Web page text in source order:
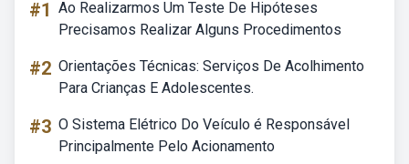
#1 Ao Realizarmos Um Teste De Hipóteses
Precisamos Realizar Alguns Procedimentos
#2 Orientações Técnicas: Serviços De Acolhimento
Para Crianças E Adolescentes.
#3 O Sistema Elétrico Do Veículo é Responsável
Principalmente Pelo Acionamento